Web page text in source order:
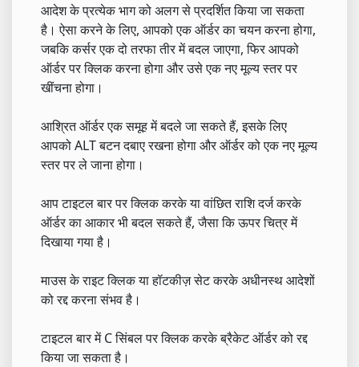
आदेश के प्रत्येक भाग को अलग से प्रदर्शित किया जा सकता
है। ऐसा करने के लिए, आपको एक ऑर्डर का चयन करना होगा,
जबकि कर्सर एक दो तरफा तीर में बदल जाएगा, फिर आपको
ऑर्डर पर क्लिक करना होगा और उसे एक नए मूल्य स्तर पर
खींचना होगा।
आश्रित ऑर्डर एक समूह में बदले जा सकते हैं, इसके लिए
आपको ALT बटन दबाए रखना होगा और ऑर्डर को एक नए मूल्य
स्तर पर ले जाना होगा।
आप टाइटल बार पर क्लिक करके या वांछित राशि दर्ज करके
ऑर्डर का आकार भी बदल सकते हैं, जैसा कि ऊपर चित्र में
दिखाया गया है।
माउस के राइट क्लिक या हॉटकीज़ सेट करके अधीनस्थ आदेशों
को रद्द करना संभव है।
टाइटल बार में C सिंबल पर क्लिक करके ब्रैकेट ऑर्डर को रद्द
किया जा सकता है।